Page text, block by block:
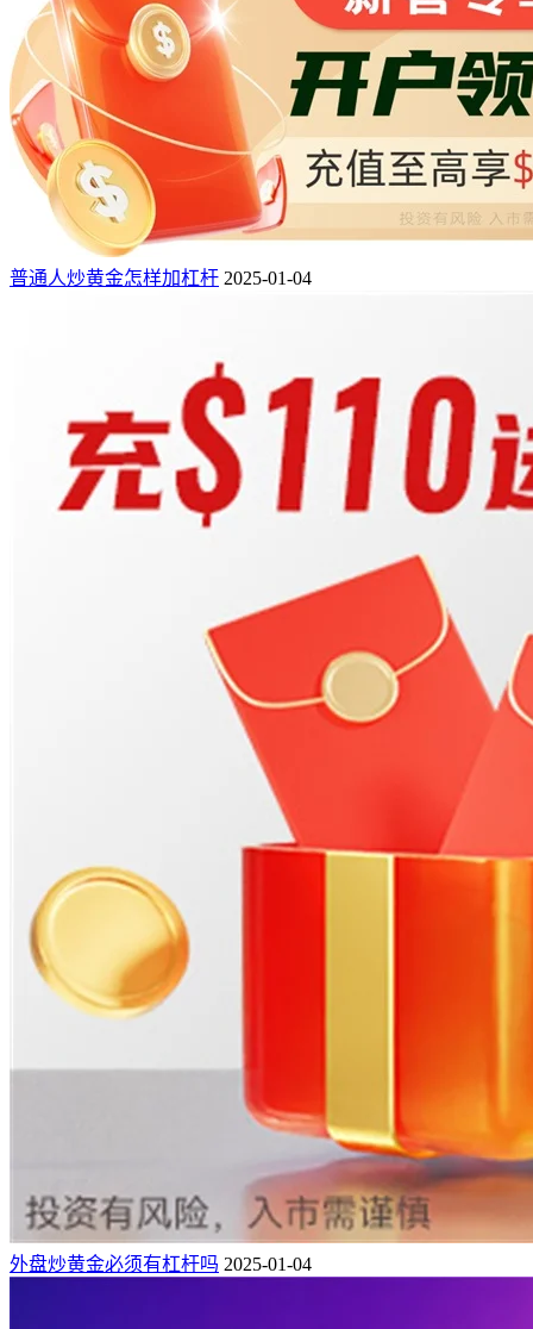
普通人炒黄金怎样加杠杆 2025-01-04
外盘炒黄金必须有杠杆吗 2025-01-04